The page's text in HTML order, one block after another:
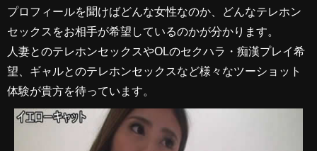
プロフィールを聞けばどんな女性なのか、どんなテレホン
セックスをお相手が希望しているのかが分かります。
人妻とのテレホンセックスやOLのセクハラ・痴漢プレイ希
望、ギャルとのテレホンセックスなど様々なツーショット
体験が貴方を待っています。